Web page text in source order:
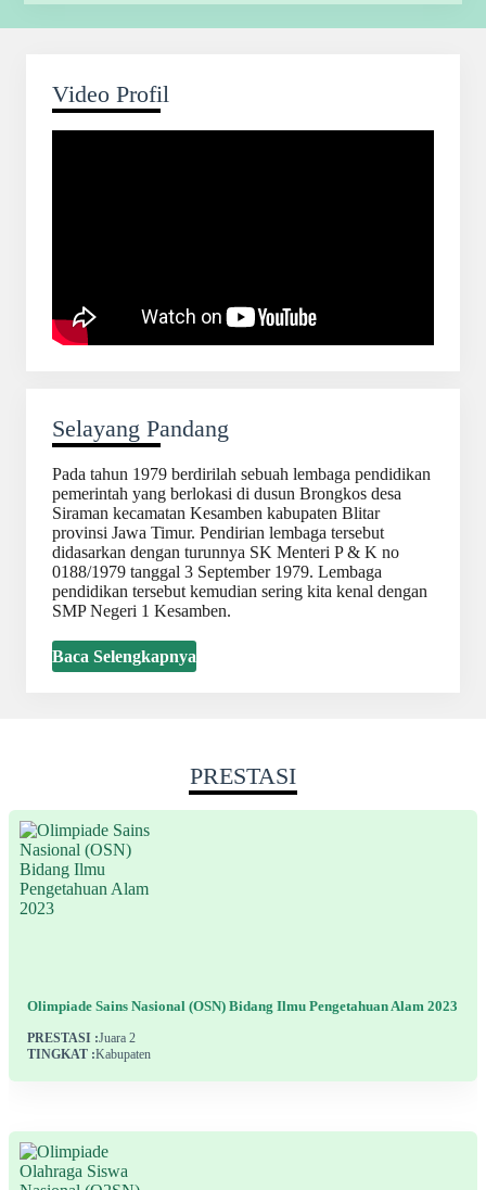
Video Profil
Selayang Pandang
Pada tahun 1979 berdirilah sebuah lembaga pendidikan
pemerintah yang berlokasi di dusun Brongkos desa
Siraman kecamatan Kesamben kabupaten Blitar
provinsi Jawa Timur. Pendirian lembaga tersebut
didasarkan dengan turunnya SK Menteri P & K no
0188/1979 tanggal 3 September 1979. Lembaga
pendidikan tersebut kemudian sering kita kenal dengan
SMP Negeri 1 Kesamben.
Baca Selengkapnya
PRESTASI
Olimpiade Sains Nasional (OSN) Bidang Ilmu Pengetahuan Alam 2023
PRESTASI :Juara 2
TINGKAT :Kabupaten